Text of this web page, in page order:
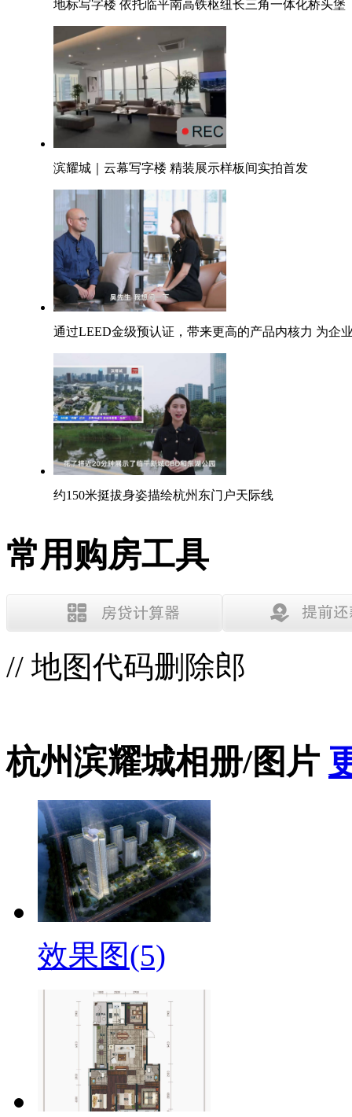
地标写字楼 依托临平南高铁枢纽长三角一体化桥头堡
滨耀城｜云幕写字楼 精装展示样板间实拍首发
通过LEED金级预认证，带来更高的产品内核力 为企
约150米挺拔身姿描绘杭州东门户天际线
常用购房工具
// 地图代码删除郎
杭州滨耀城相册/图片
效果图(5)